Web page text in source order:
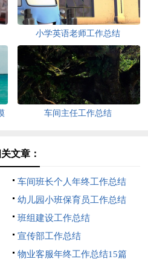
小学英语老师工作总结
车间主任工作总结
文章：
车间班长个人年终工作总结
幼儿园小班保育员工作总结
班组建设工作总结
宣传部工作总结
物业客服年终工作总结15篇